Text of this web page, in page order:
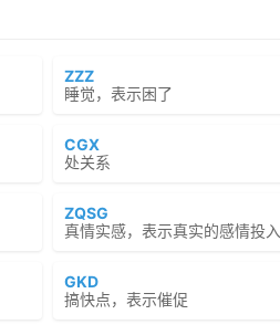
ZZZ
睡觉，表示困了
CGX
处关系
ZQSG
真情实感，表示真实的感情投入
GKD
搞快点，表示催促